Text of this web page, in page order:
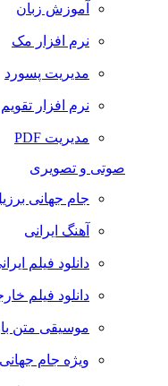
آموزش زبان
نرم افزار مک
مدیریت پسورد
نرم افزار تقویم
مدیریت PDF
صوتی و تصویری
جام جهانی برزیل
آهنگ ایرانی
دانلود فیلم
دانلود فیلم
موسیقی متن
ویژه جام جهانی 2018 روسیه